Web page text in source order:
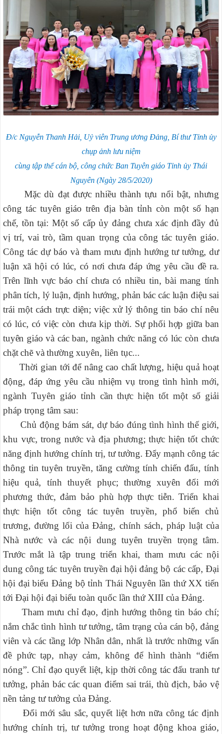
Đ/c Nguyễn Thanh Hải, Uỷ viên Trung ương Đảng, Bí thư Tỉnh ủy
chụp ảnh lưu niệm
cùng tập thể cán bộ, công chức Ban Tuyên giáo Tỉnh ủy Thái
Nguyên (Ngày 28/5/2020)
Mặc dù đạt được nhiều thành tựu nổi bật, nhưng
công tác tuyên giáo trên địa bàn tỉnh còn một số hạn
chế, tồn tại: Một số cấp ủy đảng chưa xác định đầy đủ
vị trí, vai trò, tầm quan trọng của công tác tuyên giáo.
Công tác dự báo và tham mưu định hướng tư tưởng, dư
luận xã hội có lúc, có nơi chưa đáp ứng yêu cầu đề ra.
Trên lĩnh vực báo chí chưa có nhiều tin, bài mang tính
phân tích, lý luận, định hướng, phản bác các luận điệu sai
trái một cách trực diện; việc xử lý thông tin báo chí nêu
có lúc, có việc còn chưa kịp thời. Sự phối hợp giữa ban
tuyên giáo và các ban, ngành chức năng có lúc còn chưa
chặt chẽ và thườngxuyên, liên tục...
Thời gian tới để nâng cao chất lượng, hiệu quả hoạt
động, đáp ứng yêu cầu nhiệm vụ trong tình hình mới,
ngành Tuyên giáo tỉnh cần thực hiện tốt một số giải
pháp trọng tâm sau:
Chủ động bám sát, dự báo đúng tình hình thế giới,
khu vực, trong nước và địa phương; thực hiện tốt chức
năng định hướng chính trị, tư tưởng. Đẩy mạnh công tác
thông tin tuyên truyền, tăng cường tính chiến đấu, tính
hiệu quả, tính thuyết phục; thường xuyên đổi mới
phương thức, đảm bảo phù hợp thực tiễn. Triển khai
thực hiện tốt công tác tuyên truyền, phổ biến chủ
trương, đường lối của Đảng, chính sách, pháp luật của
Nhà nước và các nội dung tuyên truyền trọng tâm.
Trước mắt là tập trung triển khai, tham mưu các nội
dung công tác tuyên truyền đại hội đảng bộ các cấp, Đại
hội đại biểu Đảng bộ tỉnh Thái Nguyên lần thứ XX tiến
tới Đại hội đại biểu toàn quốc lần thứ XIII của Đảng.
Tham mưu chỉ đạo, định hướng thông tin báo chí;
nắm chắc tình hình tư tưởng, tâm trạng của cán bộ, đảng
viên và các tầng lớp Nhân dân, nhất là trước những vấn
đề phức tạp, nhạy cảm, không để hình thành “điểm
nóng”. Chỉ đạo quyết liệt, kịp thời công tác đấu tranh tư
tưởng, phản bác các quan điểm sai trái, thù địch, bảo vệ
nền tảng tư tưởng của Đảng.
Đổi mới sâu sắc, quyết liệt hơn nữa công tác định
hướng chính trị, tư tưởng trong hoạt động khoa giáo,